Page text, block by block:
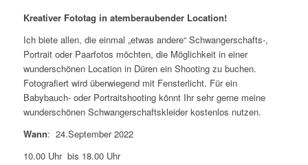
Kreativer Fototag in atemberaubender Location!
Ich biete allen, die einmal „etwas andere“ Schwangerschafts-,
Portrait oder Paarfotos möchten, die Möglichkeit in einer
wunderschönen Location in Düren ein Shooting zu buchen.
Fotografiert wird überwiegend mit Fensterlicht. Für ein
Babybauch- oder Portraitshooting könnt Ihr sehr gerne meine
wunderschönen Schwangerschaftskleider kostenlos nutzen.
Wann: 24.September 2022
10.00 Uhr bis 18.00 Uhr